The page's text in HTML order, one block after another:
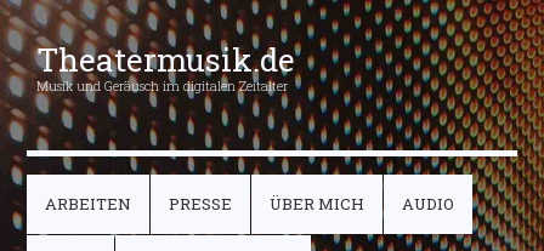
Theatermusik.de
Musik und Geräusch im digitalen Zeitalter
ARBEITEN PRESSE ÜBER MICH AUDIO